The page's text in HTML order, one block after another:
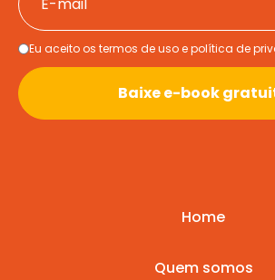
Eu aceito os termos de uso e política de
Baixe e-book
Home
Quem somos